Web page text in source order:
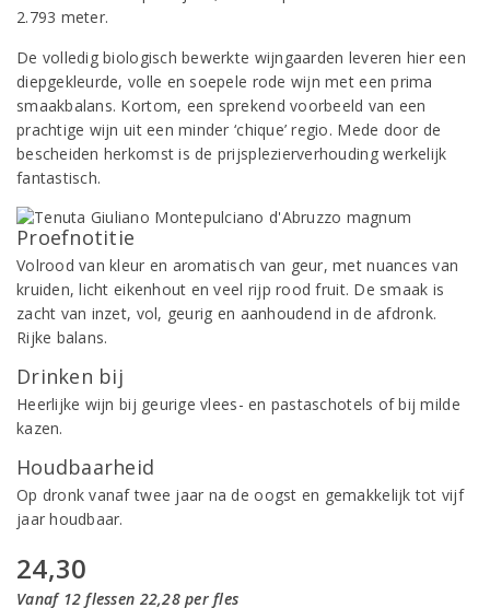
2.793 meter.
De volledig biologisch bewerkte wijngaarden leveren hier een
diepgekleurde, volle en soepele rode wijn met een prima
smaakbalans. Kortom, een sprekend voorbeeld van een
prachtige wijn uit een minder ‘chique’ regio. Mede door de
bescheiden herkomst is de prijsplezierverhouding werkelijk
fantastisch.
Proefnotitie
Volrood van kleur en aromatisch van geur, met nuances van
kruiden, licht eikenhout en veel rijp rood fruit. De smaak is
zacht van inzet, vol, geurig en aanhoudend in de afdronk.
Rijke balans.
Drinken bij
Heerlijke wijn bij geurige vlees- en pastaschotels of bij milde
kazen.
Houdbaarheid
Op dronk vanaf twee jaar na de oogst en gemakkelijk tot vijf
jaar houdbaar.
24,30
Vanaf 12 flessen 22,28 per fles